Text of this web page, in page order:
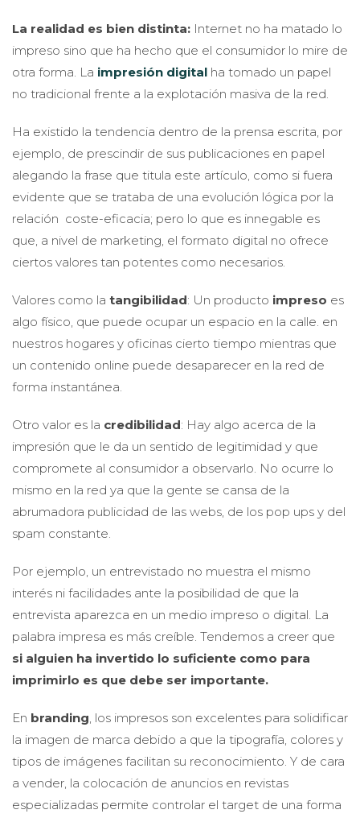
La realidad es bien distinta: Internet no ha matado lo
impreso sino que ha hecho que el consumidor lo mire de
otra forma. La impresión digital ha tomado un papel
no tradicional frente a la explotación masiva de la red.
Ha existido la tendencia dentro de la prensa escrita, por
ejemplo, de prescindir de sus publicaciones en papel
alegando la frase que titula este artículo, como si fuera
evidente que se trataba de una evolución lógica por la
relación coste-eficacia; pero lo que es innegable es
que, a nivel de marketing, el formato digital no ofrece
ciertos valores tan potentes como necesarios.
Valores como la tangibilidad: Un producto impreso es
algo físico, que puede ocupar un espacio en la calle. en
nuestros hogares y oficinas cierto tiempo mientras que
un contenido online puede desaparecer en la red de
forma instantánea.
Otro valor es la credibilidad: Hay algo acerca de la
impresión que le da un sentido de legitimidad y que
compromete al consumidor a observarlo. No ocurre lo
mismo en la red ya que la gente se cansa de la
abrumadora publicidad de las webs, de los pop ups y del
spam constante.
Por ejemplo, un entrevistado no muestra el mismo
interés ni facilidades ante la posibilidad de que la
entrevista aparezca en un medio impreso o digital. La
palabra impresa es más creíble. Tendemos a creer que
si alguien ha invertido lo suficiente como para
imprimirlo es que debe ser importante.
En branding, los impresos son excelentes para solidificar
la imagen de marca debido a que la tipografía, colores y
tipos de imágenes facilitan su reconocimiento. Y de cara
a vender, la colocación de anuncios en revistas
especializadas permite controlar el target de una forma